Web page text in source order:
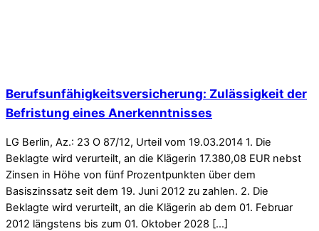
Berufsunfähigkeitsversicherung: Zulässigkeit der
Befristung eines Anerkenntnisses
LG Berlin, Az.: 23 O 87/12, Urteil vom 19.03.2014 1. Die
Beklagte wird verurteilt, an die Klägerin 17.380,08 EUR nebst
Zinsen in Höhe von fünf Prozentpunkten über dem
Basiszinssatz seit dem 19. Juni 2012 zu zahlen. 2. Die
Beklagte wird verurteilt, an die Klägerin ab dem 01. Februar
2012 längstens bis zum 01. Oktober 2028 […]